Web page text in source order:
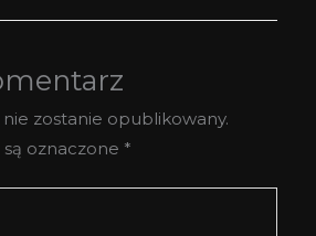
zostanie opublikowany.
oznaczone *